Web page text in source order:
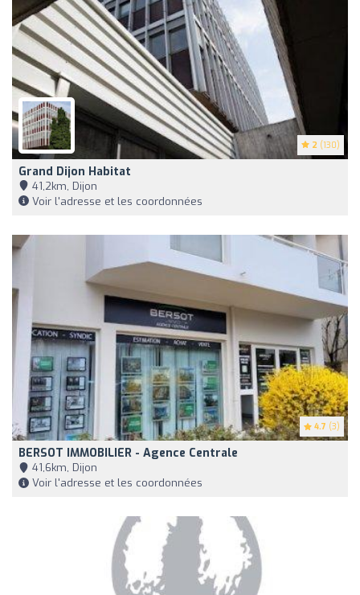
2 (130)
Grand Dijon Habitat
41,2km, Dijon
Voir l'adresse et les coordonnées
4.7 (3)
BERSOT IMMOBILIER - Agence Centrale
41,6km, Dijon
Voir l'adresse et les coordonnées